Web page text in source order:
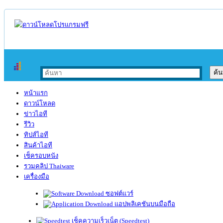
หน้าแรก
ดาวน์โหลด
ข่าวไอที
รีวิว
ทิปส์ไอที
สินค้าไอที
เช็ครอบหนัง
รวมคลิป Thaiware
เครื่องมือ
ซอฟต์แวร์
แอปพลิเคชันบนมือถือ
เช็คความเร็วเน็ต (Speedtest)